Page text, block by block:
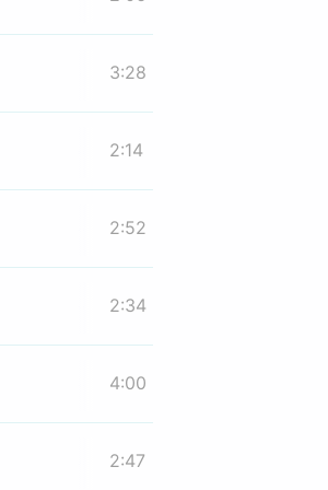
3:28
2:14
2:52
2:34
4:00
2:47